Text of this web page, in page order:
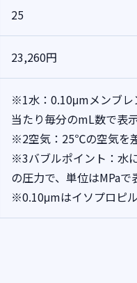
25
23,260円
※1水：0.10μmメンブレ
当たり毎分のmL数で表
※2空気：25℃の空気を
※3バブルポイント：水
の圧力で、単位はMPaで
※0.10μmはイソプロピ